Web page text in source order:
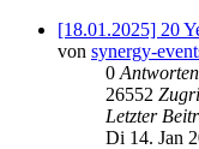
[18.01.2025] 20
von synergy-
0 Antworten
26552
Letzter
Di 14. Jan